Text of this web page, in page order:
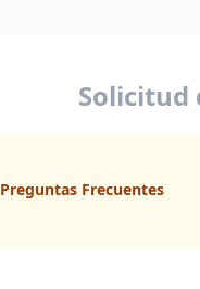
Solicitud
Preguntas Frecuentes